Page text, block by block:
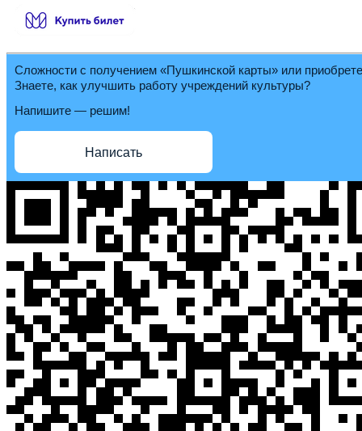
Сложности с получением «Пушкинской карты» или
Знаете, как улучшить работу учреждений культуры?
Напишите — решим!
Написать